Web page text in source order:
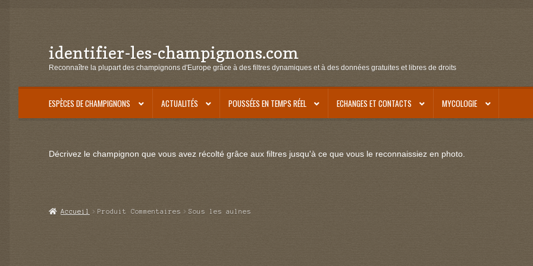
Aller
à
navigation
Aller
au
identifier-les-champignons.com
Reconnaître la plupart des champignons d'Europe grâce à des filtres dynamiques et à des données gratuites et libres de droits
ESPÈCES DE CHAMPIGNONS ACTUALITÉS POUSSÉES EN TEMPS RÉEL ECHANGES ET CONTACTS MYCOLOGIE
Décrivez le champignon que vous avez récolté grâce aux filtres jusqu'à ce que vous le reconnaissiez en photo.
Accueil Produit Commentaires Sous les aulnes